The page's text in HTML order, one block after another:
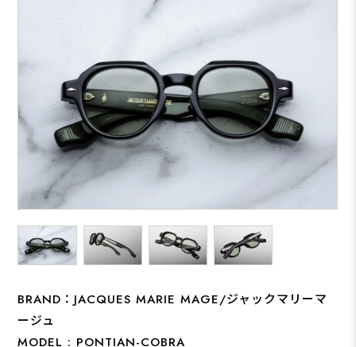
BRAND：JACQUES MARIE MAGE/ジャックマリーマ
ージュ
MODEL : PONTIAN-COBRA